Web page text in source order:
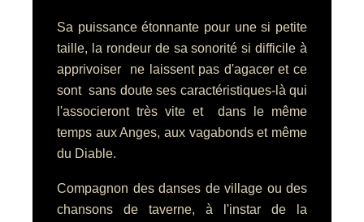
Sa puissance étonnante pour une si petite
taille, la rondeur de sa sonorité si difficile à
apprivoiser ne laissent pas d'agacer et ce
sont sans doute ses caractéristiques-là qui
l'associeront très vite et dans le même
temps aux Anges, aux vagabonds et même
du Diable.
Compagnon des danses de village ou des
chansons de taverne, à l'instar de la